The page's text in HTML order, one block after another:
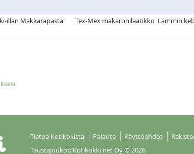
illan Makkarapasta Tex-Mex makaronilaatikko Lämmin
Tietoa Kotikokista Palaute Käyttöehdot
Taustajoukot: Kotikokki net Oy© 2026